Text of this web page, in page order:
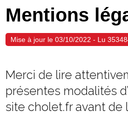
Economie
Services
Mentions
Mise à jour le 03/10/2022 - Lu
Merci de lire
présentes modalités
site cholet.fr avant de